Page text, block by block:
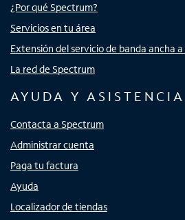
¿Por qué Spectrum?
Servicios en tu área
Extensión del servicio de banda ancha
La red de Spectrum
AYUDA Y
Contacta a Spectrum
Administrar cuenta
Paga tu factura
Ayuda
Localizador de tiendas